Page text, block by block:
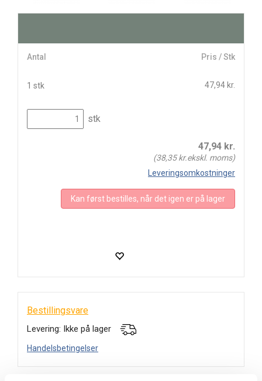
Antal Pris / Stk
1 stk 47,94 kr.
stk
47,94 kr.
(38,35kr.ekskl. moms)
Leveringsomkostninger
Kan først bestilles, når det igen er på lager
Bestillingsvare
Levering: Ikke på lager
Handelsbetingelser